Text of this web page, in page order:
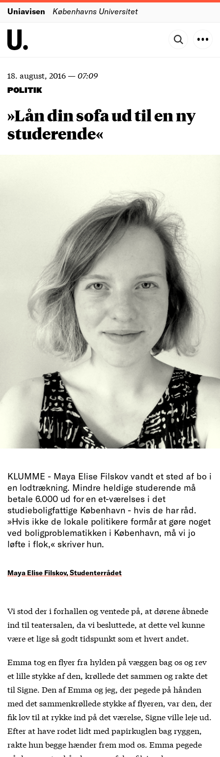
Uniavisen Københavns Universitet
18. august, 2016—07:09
POLITIK
»Lån din sofa ud til en ny
studerende«
KLUMME - Maya Elise Filskov vandt et sted af bo i
en lodtrækning. Mindre heldige studerende må
betale 6.000 ud for en et-værelses i det
studieboligfattige København - hvis de har råd.
»Hvis ikke de lokale politikere formår at gøre noget
ved boligproblematikken i København, må vi jo
løfte i flok,« skriver hun.
Maya Elise Filskov, Studenterrådet
Vi stod der i forhallen og ventede på, at dørene åbnede
ind til teatersalen, da vi besluttede, at dette vel kunne
være et lige så godt tidspunkt som et hvert andet.
Emma tog en flyer fra hylden på væggen bag os og rev
et lille stykke af den, krøllede det sammen og rakte det
til Signe. Den af Emma og jeg, der pegede på hånden
med det sammenkrøllede stykke af flyeren, var den, der
fik lov til at rykke ind på det værelse, Signe ville leje ud.
Efter at have rodet lidt med papirkuglen bag ryggen,
rakte hun begge hænder frem mod os. Emma pegede